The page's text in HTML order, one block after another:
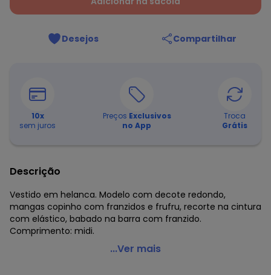
Desejos Compartilhar
10x
sem juros
Preços Exclusivos
no App
Troca
Grátis
Descrição
Vestido em helanca. Modelo com decote redondo,
mangas copinho com franzidos e frufru, recorte na cintura
com elástico, babado na barra com franzido.
Comprimento: midi.
Marguerite - Vestido Midi Verde com Franzidos Plus Size
...Ver mais